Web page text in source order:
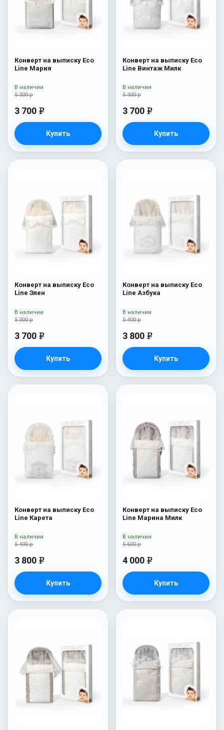
Конверт на выписку Eco
Line Мария
5 300 р
3 700 e
Купить
В наличии
Конверт на выписку Eco
Line Винтаж Милк
5 300 р
3 700 e
Купить
В наличии
Конверт на выписку Eco
Line Элен
5 300 р
3 700 e
Купить
В наличии
Конверт на выписку Eco
Line Азбука
5 400 р
3 800 e
Купить
В наличии
Конверт на выписку Eco
Line Карета
5 400 р
3 800 e
Купить
В наличии
Конверт на выписку Eco
Line Марина Милк
5 600 р
4 000 e
Купить
В наличии